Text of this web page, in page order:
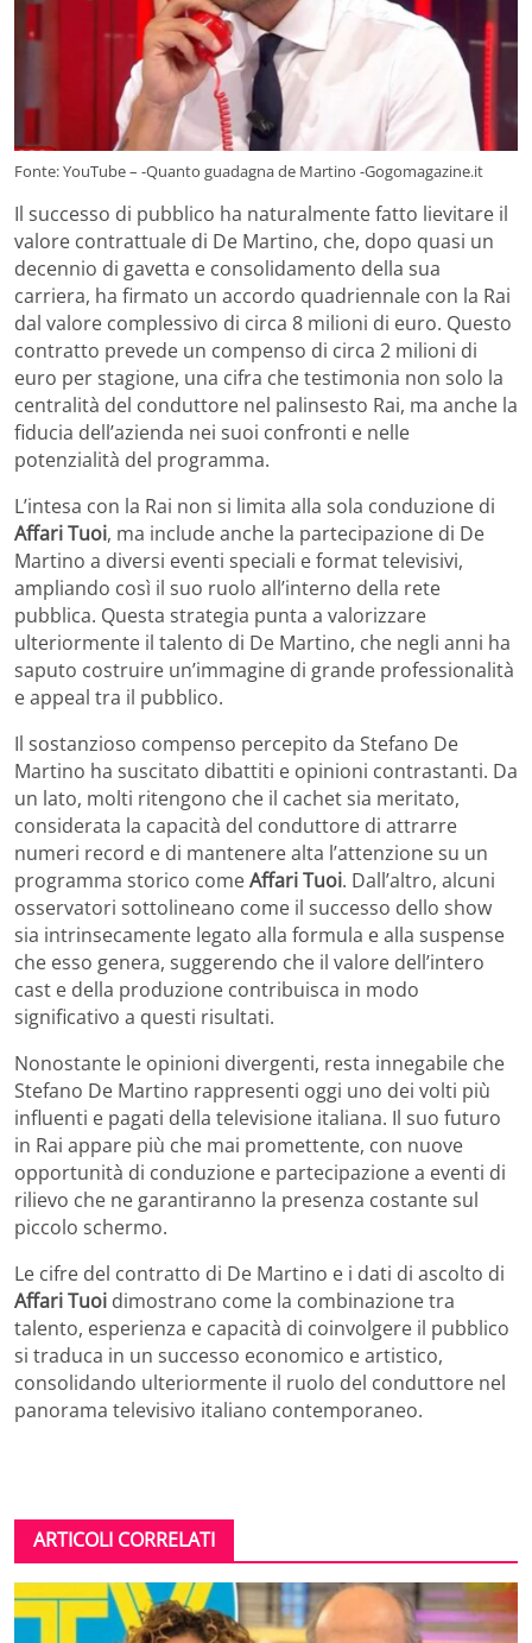
Fonte: YouTube – -Quanto guadagna de Martino -Gogomagazine.it
Il successo di pubblico ha naturalmente fatto lievitare il
valore contrattuale di De Martino, che, dopo quasi un
decennio di gavetta e consolidamento della sua
carriera, ha firmato un accordo quadriennale con la Rai
dal valore complessivo di circa 8 milioni di euro. Questo
contratto prevede un compenso di circa 2 milioni di
euro per stagione, una cifra che testimonia non solo la
centralità del conduttore nel palinsesto Rai, ma anche la
fiducia dell’azienda nei suoi confronti e nelle
potenzialità del programma.
L’intesa con la Rai non si limita alla sola conduzione di
Affari Tuoi, ma include anche la partecipazione di De
Martino a diversi eventi speciali e format televisivi,
ampliando così il suo ruolo all’interno della rete
pubblica. Questa strategia punta a valorizzare
ulteriormente il talento di De Martino, che negli anni ha
saputo costruire un’immagine di grande professionalità
e appeal tra il pubblico.
Il sostanzioso compenso percepito da Stefano De
Martino ha suscitato dibattiti e opinioni contrastanti. Da
un lato, molti ritengono che il cachet sia meritato,
considerata la capacità del conduttore di attrarre
numeri record e di mantenere alta l’attenzione su un
programma storico comeAffari Tuoi. Dall’altro, alcuni
osservatori sottolineano come il successo dello show
sia intrinsecamente legato alla formula e alla suspense
che esso genera, suggerendo che il valore dell’intero
cast e della produzione contribuisca in modo
significativo a questi risultati.
Nonostante le opinioni divergenti, resta innegabile che
Stefano De Martino rappresenti oggi uno dei volti più
influenti e pagati della televisione italiana. Il suo futuro
in Rai appare più che mai promettente, con nuove
opportunità di conduzione e partecipazione a eventi di
rilievo che ne garantiranno la presenza costante sul
piccolo schermo.
Le cifre del contratto di De Martino e i dati di ascolto di
Affari Tuoi dimostrano come la combinazione tra
talento, esperienza e capacità di coinvolgere il pubblico
si traduca in un successo economico e artistico,
consolidando ulteriormente il ruolo del conduttore nel
panorama televisivo italiano contemporaneo.
ARTICOLI CORRELATI